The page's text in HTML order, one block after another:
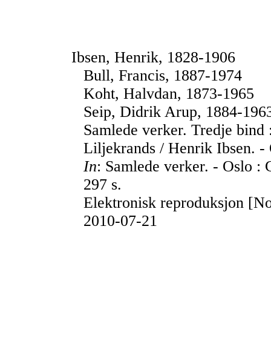
Ibsen, Henrik, 1828-1906
Bull, Francis, 1887-1974
Koht, Halvdan, 1873-1965
Seip, Didrik Arup, 1884-
Samlede verker. Tredje
Liljekrands / Henrik Ibsen. -
In: Samlede verker. - Oslo :
297 s.
Elektronisk reproduksjon
2010-07-21